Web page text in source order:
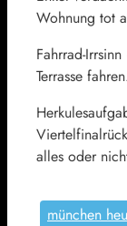
Wohnung tot
Fahrrad-
Terrasse
alles oder
münchen